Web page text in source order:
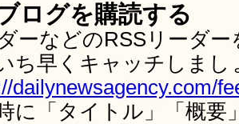
ログを購読する
ーなどのRSSリーダ
ち早くキャッチしま
dailynewsagency.com/
に「タイトル」「概要